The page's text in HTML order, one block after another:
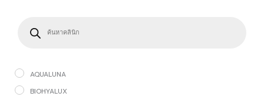
a
r
c
h
AQUALUNA
BIOHYALUX